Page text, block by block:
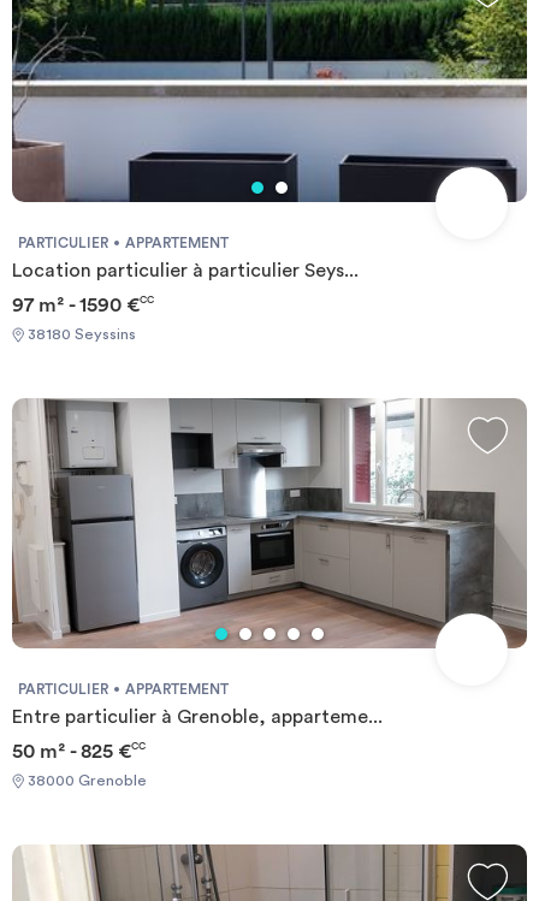
PARTICULIER APPARTEMENT
Location particulier à particulier Seys...
97 m² - 1590 €CC
38180 Seyssins
PARTICULIER APPARTEMENT
Entre particulier à Grenoble, apparteme...
50 m² - 825 €CC
38000 Grenoble